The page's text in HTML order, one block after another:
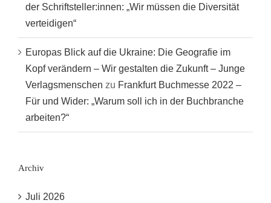
der Schriftsteller:innen: „Wir müssen die Diversität
verteidigen“
Europas Blick auf die Ukraine: Die Geografie im
Kopf verändern – Wir gestalten die Zukunft – Junge
Verlagsmenschen zu Frankfurt Buchmesse 2022 –
Für und Wider: „Warum soll ich in der Buchbranche
arbeiten?“
Archiv
Juli 2026